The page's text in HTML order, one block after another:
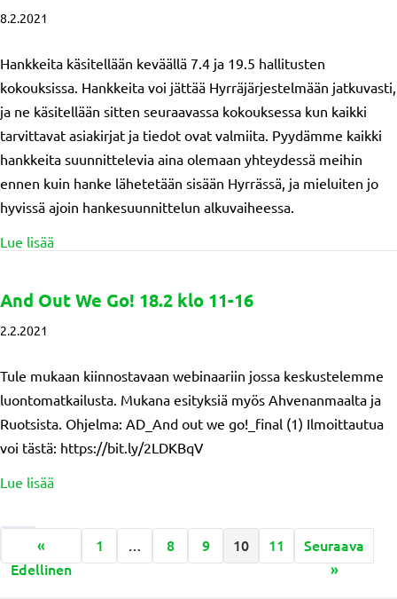
8.2.2021
Hankkeita käsitellään keväällä 7.4 ja 19.5 hallitusten
kokouksissa. Hankkeita voi jättää Hyrräjärjestelmään jatkuvasti,
ja ne käsitellään sitten seuraavassa kokouksessa kun kaikki
tarvittavat asiakirjat ja tiedot ovat valmiita. Pyydämme kaikki
hankkeita suunnittelevia aina olemaan yhteydessä meihin
ennen kuin hanke lähetetään sisään Hyrrässä, ja mieluiten jo
hyvissä ajoin hankesuunnittelun alkuvaiheessa.
Lue lisääabout Kevään hallituksen kokousten aikataulu
And Out We Go! 18.2 klo 11-16
2.2.2021
Tule mukaan kiinnostavaan webinaariin jossa keskustelemme
luontomatkailusta. Mukana esityksiä myös Ahvenanmaalta ja
Ruotsista. Ohjelma: AD_And out we go!_final (1) Ilmoittautua
voi tästä: https://bit.ly/2LDKBqV
Lue lisääabout And Out We Go! 18.2 klo 11-16
«
Edellinen
1 … 8 9 10 11
Seuraava
»